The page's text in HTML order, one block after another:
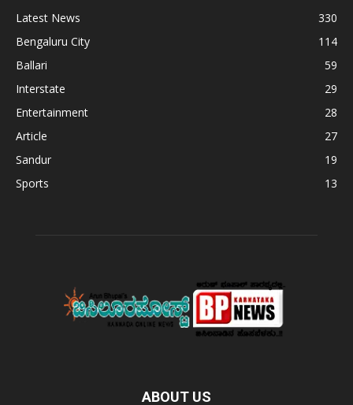
Latest News
330
Bengaluru City
114
Ballari
59
Interstate
29
Entertainment
28
Article
27
Sandur
19
Sports
13
ABOUT US